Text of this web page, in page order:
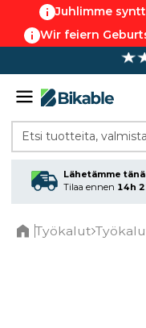
Juhlimme
Wir feiern
Etsi tuotteita,
Lähetämme
Tilaa ennen 14h
Työkalut